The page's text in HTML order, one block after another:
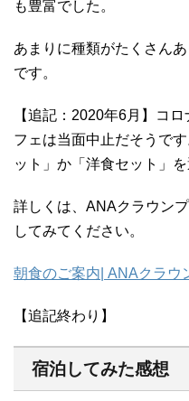
も豊富でした。
あまりに種類がたくさん
です。
【追記：2020年6月】コ
フェは当面中止だそうで
ット」か「洋食セット」
詳しくは、ANAクラウン
してみてください。
朝食のご案内| ANAクラウ
【追記終わり】
宿泊してみた感想